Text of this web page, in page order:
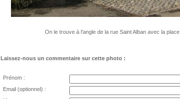
On le trouve à l'angle de la rue Saint Alban avec la
Laissez-nous un commentaire sur cette photo :
Prénom :
Email (optionnel) :